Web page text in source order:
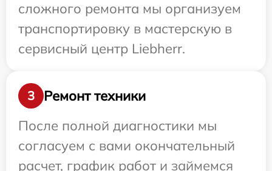
сложного ремонта мы организуем
транспортировку в мастерскую в
сервисный центр Liebherr.
3
Ремонт техники
После полной диагностики мы
согласуем с вами окончательный
расчет, график работ и займемся